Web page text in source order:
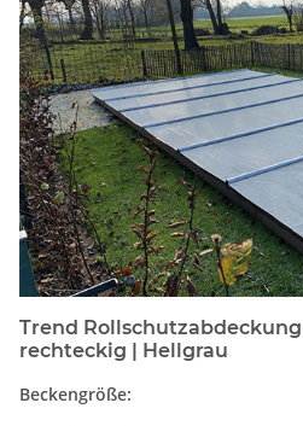
Trend Rollschutzabdeckung
rechteckig | Hellgrau
Beckengröße: